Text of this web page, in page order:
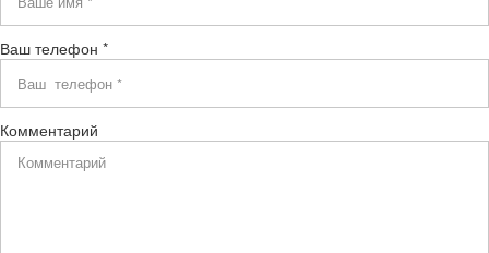
Ваш телефон *
Комментарий